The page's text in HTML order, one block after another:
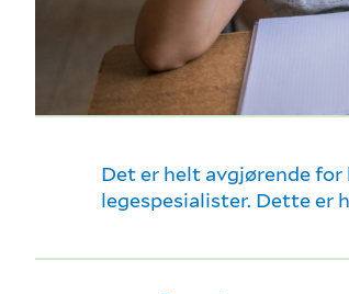
Det er helt avgjørende
legespesialister. Dette er